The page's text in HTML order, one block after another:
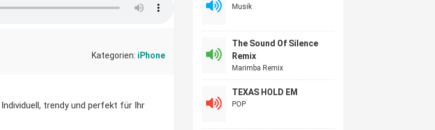
Kategorien: iPhone
trendy und perfekt für Ihr
Musik
The Sound Of Silence
Remix
Marimba Remix
TEXAS HOLD EM
POP